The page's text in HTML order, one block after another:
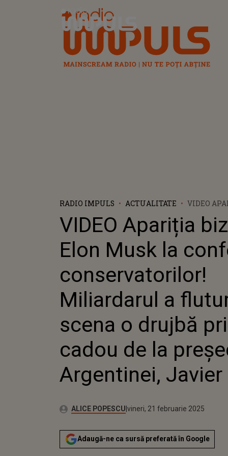
Radio Impuls
RADIO IMPULS ACTUALITATE
VIDEO
SCENA O
CADOU DE
VIDEO Apariția
Elon Musk la
conservatorilor!
Miliardarul a
scena o drujbă
cadou de la
Argentinei, Javier
Autor:ALICE POPESCU Publicat:
vineri, 21 februarie 2025
Adaugă-ne ca sursă preferată în Google